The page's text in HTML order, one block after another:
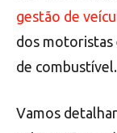
gestão de
dos motoristas
de combustível.
Vamos